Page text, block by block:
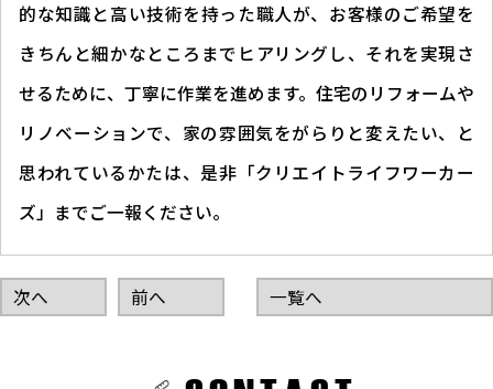
的な知識と高い技術を持った職人が、お客様のご希望を
きちんと細かなところまでヒアリングし、それを実現さ
せるために、丁寧に作業を進めます。住宅のリフォームや
リノベーションで、家の雰囲気をがらりと変えたい、と
思われているかたは、是非「クリエイトライフワーカー
ズ」までご一報ください。
次へ 前へ 一覧へ